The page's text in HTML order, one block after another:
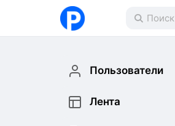
Пользователи
Лента